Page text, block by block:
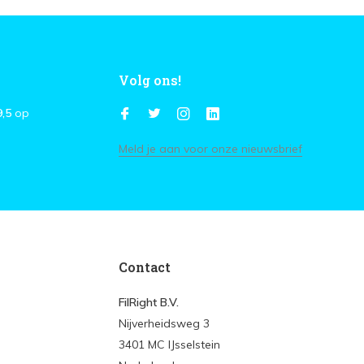
op
Volg ons!
Meld je aan voor onze nieuwsbrief
Contact
FilRight B.V.
Nijverheidsweg 3
3401 MC IJsselstein